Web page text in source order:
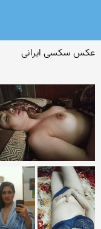
عکس سکسی ایرانی